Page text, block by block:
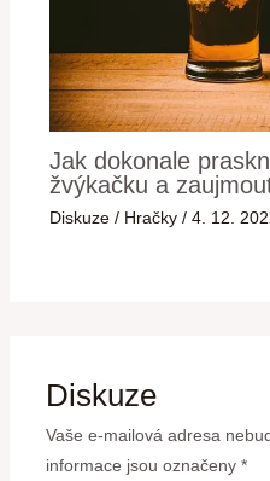
Jak dokonale
žvýkačku a
Diskuze / Hračky /4. 12.
Diskuze
Vaše e-mailová adresa
informace jsou označeny *